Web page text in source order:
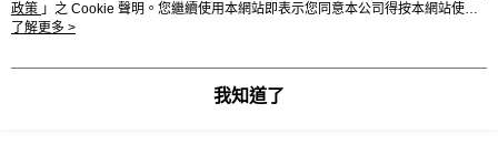
熱銷排行
政策 」之 Cookie 聲明。您繼續使用本網站即表示您同意本公司得按本網站使用
條款之 Cookie 聲明使用 cookie。
了解更多 >
我知道了